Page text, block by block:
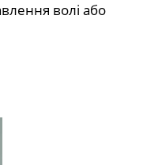
волі або